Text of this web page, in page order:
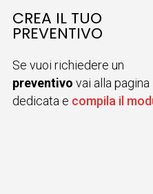
CREA IL TUO
PREVENTIVO
Se vuoi richiedere un
preventivo vai alla pagina
dedicata e compila il